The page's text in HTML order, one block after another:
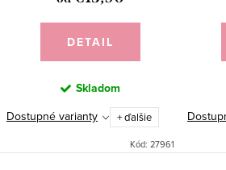
DETAIL
Skladom
Dostupné varianty
+ ďalšie
Kód: 27961